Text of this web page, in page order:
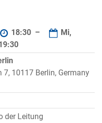
18:30 –
Mi,
7, 10117 Berlin, Germany
der Leitung